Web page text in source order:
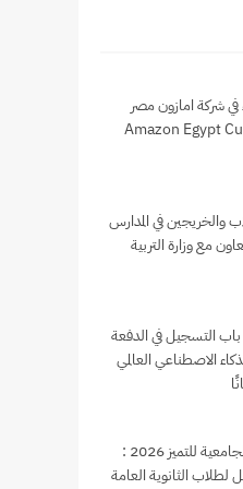
شركة امازون مصر
Amazon Egypt
والخريجين في المدارس
مع وزارة التربية
التسجيل في الدفعة
الاصطناعي العالمي
منحة "عز العرب" الجامعية للتميز 2026 :
لطلاب الثانوية العامة